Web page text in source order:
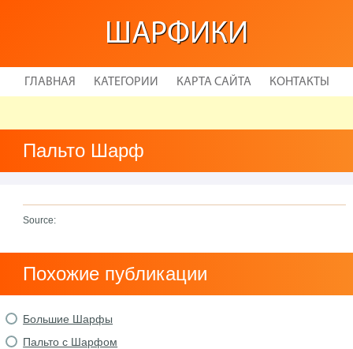
ШАРФИКИ
ГЛАВНАЯ КАТЕГОРИИ КАРТА САЙТА КОНТАКТЫ
Пальто Шарф
Source:
Похожие публикации
Большие Шарфы
Пальто с Шарфом